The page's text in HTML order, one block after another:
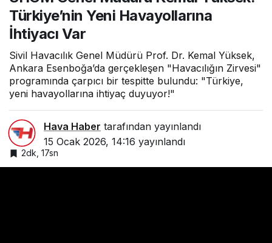
Türkiye’nin Yeni Havayollarına
İhtiyacı Var
Sivil Havacılık Genel Müdürü Prof. Dr. Kemal Yüksek,
Ankara Esenboğa’da gerçekleşen "Havacılığın Zirvesi"
programında çarpıcı bir tespitte bulundu: "Türkiye,
yeni havayollarına ihtiyaç duyuyor!"
Hava Haber tarafından yayınlandı
15 Ocak 2026, 14:16 yayınlandı
2dk, 17sn